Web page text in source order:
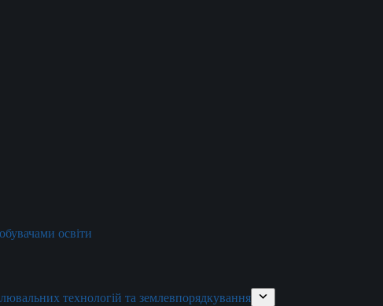
освіти
технологій та землевпорядкування